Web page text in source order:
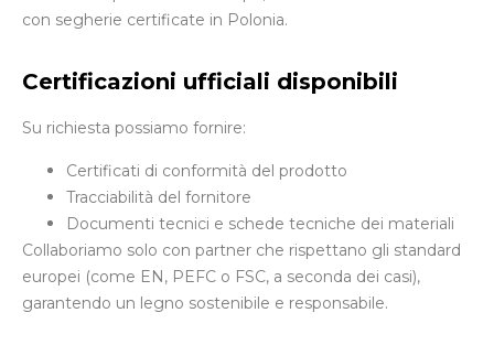
con segherie certificate in Polonia.
Certificazioni ufficiali disponibili
Su richiesta possiamo fornire:
Certificati di conformità del prodotto
Tracciabilità del fornitore
Documenti tecnici e schede tecniche dei materiali
Collaboriamo solo con partner che rispettano gli standard
europei (come EN, PEFC o FSC, a seconda dei casi),
garantendo un legno sostenibile e responsabile.